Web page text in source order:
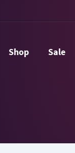
Shop Sale